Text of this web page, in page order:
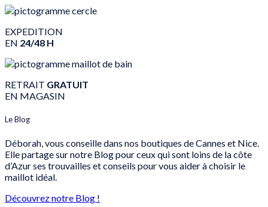
EXPEDITION
EN 24/48 H
RETRAIT GRATUIT
EN MAGASIN
Le Blog
Déborah, vous conseille dans nos boutiques de Cannes et Nice.
Elle partage sur notre Blog pour ceux qui sont loins de la côte
d’Azur ses trouvailles et conseils pour vous aider à choisir le
maillot idéal.
Découvrez notre Blog !